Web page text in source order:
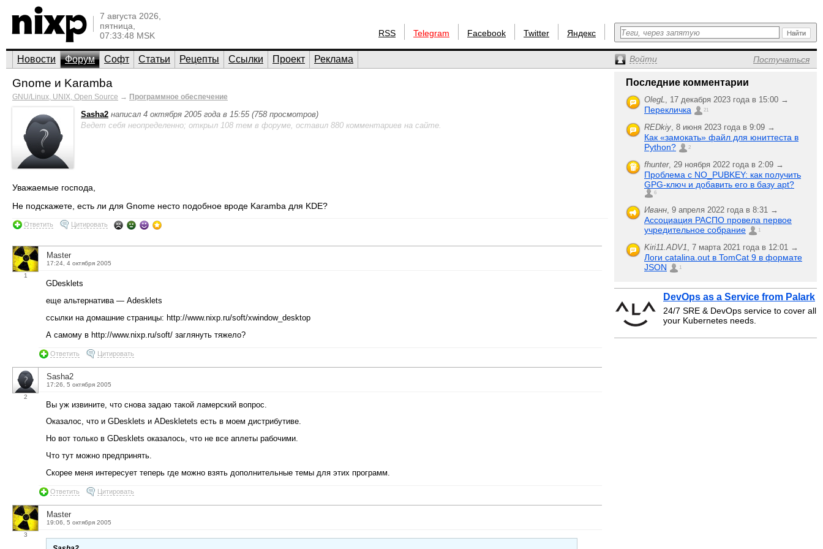
7 августа 2026,
пятница,
07:33:48 MSK
RSS Telegram Facebook Twitter Яндекс
Новости Форум Софт Статьи Рецепты Ссылки Проект Реклама Войти Постучаться
Gnome и Karamba
GNU/Linux, UNIX, Open Source → Программное обеспечение
Sasha2 написал 4 октября 2005 года в 15:55 (758 просмотров)
Ведет себя неопределенно; открыл 108 тем в форуме, оставил 880 комментариев на сайте.
Уважаемые господа,
Не подскажете, есть ли для Gnome несто подобное вроде Karamba для KDE?
Ответить Цитировать
1
Master
17:24, 4 октября 2005
GDesklets
еще альтернатива — Adesklets
ссылки на домашние страницы: http://www.nixp.ru/soft/xwindow_desktop
А самому в http://www.nixp.ru/soft/ заглянуть тяжело?
Ответить Цитировать
2
Sasha2
17:26, 5 октября 2005
Вы уж извините, что снова задаю такой ламерский вопрос.
Оказалос, что и GDesklets и ADeskletets есть в моем дистрибутиве.
Но вот только в GDesklets оказалось, что не все аплеты рабочими.
Что тут можно предпринять.
Скорее меня интересует теперь где можно взять дополнительные темы для этих программ.
Ответить Цитировать
3
Master
19:06, 5 октября 2005
Последние комментарии
OlegL, 17 декабря 2023 года в 15:00 →
Перекличка 21
REDkiy, 8 июня 2023 года в 9:09 →
Как «замокать» файл для юниттеста в
Python?
2
fhunter, 29 ноября 2022 года в 2:09 →
Проблема с NO_PUBKEY: как получить
GPG-ключ и добавить его в базу apt?
6
Иванн, 9 апреля 2022 года в 8:31 →
Ассоциация РАСПО провела первое
учредительное собрание
1
Kiri11.ADV1, 7 марта 2021 года в 12:01 →
Логи catalina.out в TomCat 9 в формате
JSON
1
DevOps as a Service from Palark
24/7 SRE & DevOps service to cover all
your Kubernetes needs.